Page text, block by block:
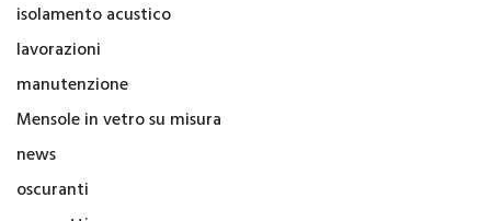
isolamento acustico
lavorazioni
manutenzione
Mensole in vetro su misura
news
oscuranti